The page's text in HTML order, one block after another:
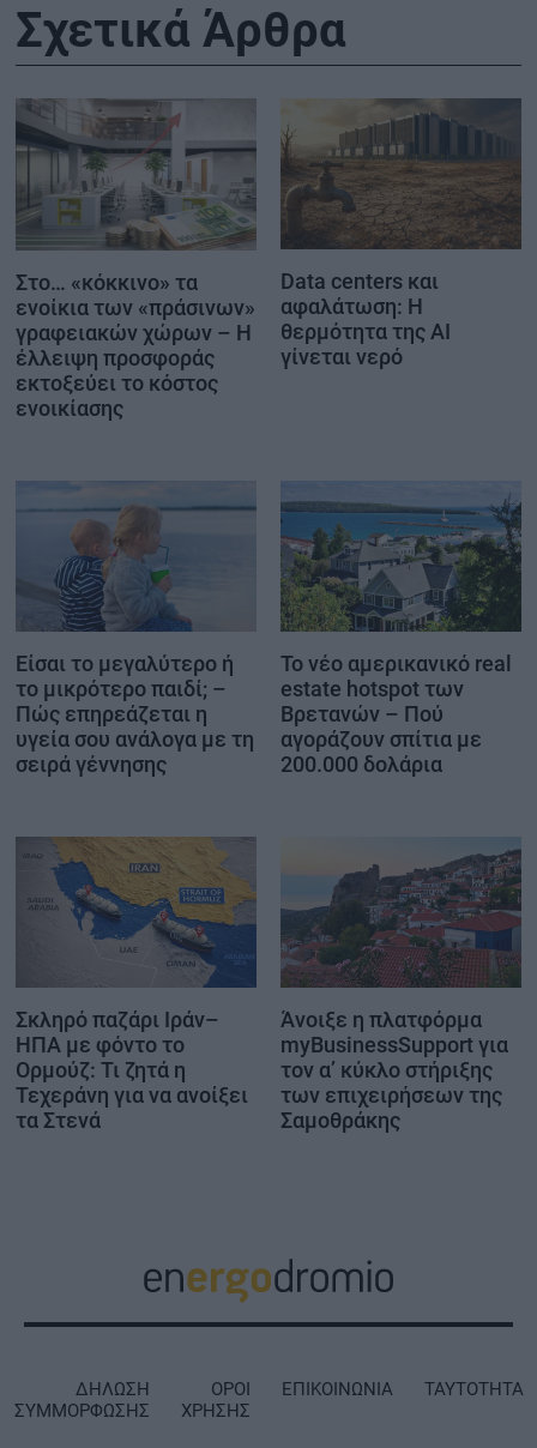
Σχετικά Άρθρα
Στο… «κόκκινο» τα
ενοίκια των «πράσινων»
γραφειακών χώρων – Η
έλλειψη προσφοράς
εκτοξεύει το κόστος
ενοικίασης
Data centers και
αφαλάτωση: Η
θερμότητα της AI
γίνεται νερό
Είσαι το μεγαλύτερο ή
το μικρότερο παιδί; –
Πώς επηρεάζεται η
υγεία σου ανάλογα με τη
σειρά γέννησης
Το νέο αμερικανικό real
estate hotspot των
Βρετανών – Πού
αγοράζουν σπίτια με
200.000 δολάρια
Σκληρό παζάρι Ιράν–
ΗΠΑ με φόντο το
Ορμούζ: Τι ζητά η
Τεχεράνη για να ανοίξει
τα Στενά
Άνοιξε η πλατφόρμα
myBusinessSupport για
τον α’ κύκλο στήριξης
των επιχειρήσεων της
Σαμοθράκης
ΔΗΛΩΣΗ
ΣΥΜΜΟΡΦΩΣΗΣ
ΟΡΟΙ
ΧΡΗΣΗΣ
ΕΠΙΚΟΙΝΩΝΙΑ ΤΑΥΤΟΤΗΤΑ